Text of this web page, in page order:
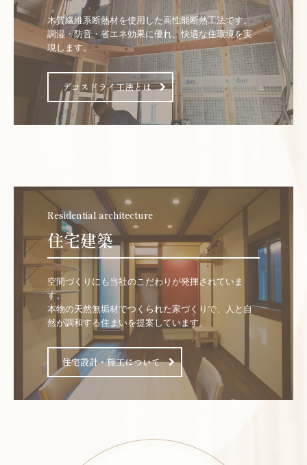
木質繊維系断熱材を使用した高性能断熱工法です。
調湿・防音・省エネ効果に優れ、快適な住環境を実
現します。
デコスドライ工法とは
Residential architecture
住宅建築
空間づくりにも当社のこだわりが発揮されていま
す。
本物の天然無垢材でつくられた家づくりで、人と自
然が調和する住まいを提案しています。
住宅設計・施工について